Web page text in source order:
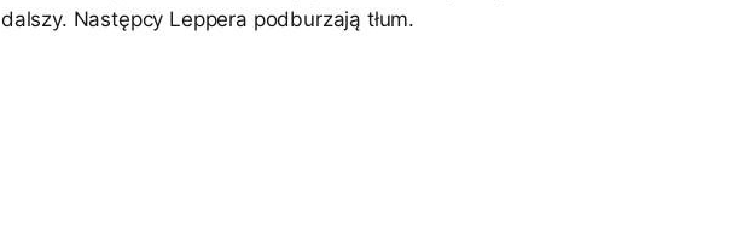
dalszy. Następcy Leppera podburzają tłum.